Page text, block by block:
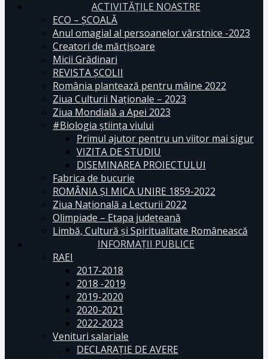
ACTIVITĂȚILE NOASTRE
ECO – ŞCOALĂ
Anul omagial al persoanelor vârstnice -2023
Creatori de mărțișoare
Micii Grădinari
REVISTA ŞCOLII
România plantează pentru mâine 2022
Ziua Culturii Naționale – 2023
Ziua Mondială a Apei 2023
#Biologia știința viului
Primul ajutor pentru un viitor mai sigur
VIZITA DE STUDIU
DISEMINAREA PROIECTULUI
Fabrica de bucurie
ROMÂNIA ŞI MICA UNIRE 1859-2022
Ziua Naţională a Lecturii 2022
Olimpiade – Etapa judeţeană
Limbă, Cultură și Spiritualitate Românească
INFORMAŢII PUBLICE
RAEI
2017-2018
2018 -2019
2019-2020
2020-2021
2022-2023
Venituri salariale
DECLARAŢIE DE AVERE